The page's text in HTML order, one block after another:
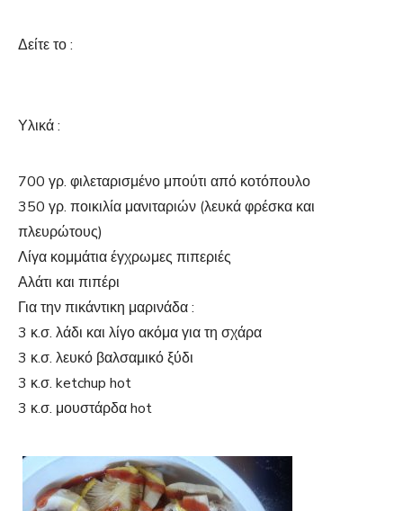
Δείτε το :
Υλικά :
700 γρ. φιλεταρισμένο μπούτι από κοτόπουλο
350 γρ. ποικιλία μανιταριών (λευκά φρέσκα και
πλευρώτους)
Λίγα κομμάτια έγχρωμες πιπεριές
Αλάτι και πιπέρι
Για την πικάντικη μαρινάδα :
3 κ.σ. λάδι και λίγο ακόμα για τη σχάρα
3 κ.σ. λευκό βαλσαμικό ξύδι
3 κ.σ. ketchup hot
3 κ.σ. μουστάρδα hot